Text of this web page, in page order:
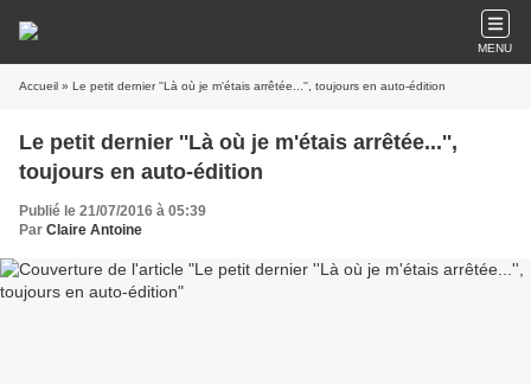
MENU
Accueil » Le petit dernier ''Là où je m'étais arrêtée...'', toujours en auto-édition
Le petit dernier ''Là où je m'étais arrêtée...'',
toujours en auto-édition
Publié le 21/07/2016 à 05:39
Par Claire Antoine